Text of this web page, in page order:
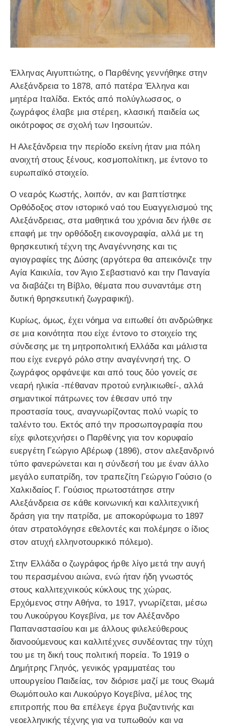
Έλληνας Αιγυπτιώτης, ο Παρθένης γεννήθηκε στην
Αλεξάνδρεια το 1878, από πατέρα Έλληνα και
μητέρα Ιταλίδα. Εκτός από πολύγλωσσος, ο
ζωγράφος έλαβε μια στέρεη, κλασική παιδεία ως
οικότροφος σε σχολή των Ιησουιτών.
Η Αλεξάνδρεια την περίοδο εκείνη ήταν μια πόλη
ανοιχτή στους ξένους, κοσμοπολίτικη, με έντονο το
ευρωπαϊκό στοιχείο.
Ο νεαρός Κωστής, λοιπόν, αν και βαπτίστηκε
Ορθόδοξος στον ιστορικό ναό του Ευαγγελισμού της
Αλεξάνδρειας, στα μαθητικά του χρόνια δεν ήλθε σε
επαφή με την ορθόδοξη εικονογραφία, αλλά με τη
θρησκευτική τέχνη της Αναγέννησης και τις
αγιογραφίες της Δύσης (αργότερα θα απεικόνιζε την
Αγία Καικιλία, τον Άγιο Σεβαστιανό και την Παναγία
να διαβάζει τη Βίβλο, θέματα που συναντάμε στη
δυτική θρησκευτική ζωγραφική).
Κυρίως, όμως, έχει νόημα να ειπωθεί ότι ανδρώθηκε
σε μια κοινότητα που είχε έντονο το στοιχείο της
σύνδεσης με τη μητροπολιτική Ελλάδα και μάλιστα
που είχε ενεργό ρόλο στην αναγέννησή της. Ο
ζωγράφος ορφάνεψε και από τους δύο γονείς σε
νεαρή ηλικία -πέθαναν προτού ενηλικιωθεί-, αλλά
σημαντικοί πάτρωνες τον έθεσαν υπό την
προστασία τους, αναγνωρίζοντας πολύ νωρίς το
ταλέντο του. Εκτός από την προσωπογραφία που
είχε φιλοτεχνήσει ο Παρθένης για τον κορυφαίο
ευεργέτη Γεώργιο Αβέρωφ (1896), στον αλεξανδρινό
τύπο φανερώνεται και η σύνδεσή του με έναν άλλο
μεγάλο ευπατρίδη, τον τραπεζίτη Γεώργιο Γούσιο (ο
Χαλκιδαίος Γ. Γούσιος πρωτοστάτησε στην
Αλεξάνδρεια σε κάθε κοινωνική και καλλιτεχνική
δράση για την πατρίδα, με αποκορύφωμα το 1897
όταν στρατολόγησε εθελοντές και πολέμησε ο ίδιος
στον ατυχή ελληνοτουρκικό πόλεμο).
Στην Ελλάδα ο ζωγράφος ήρθε λίγο μετά την αυγή
του περασμένου αιώνα, ενώ ήταν ήδη γνωστός
στους καλλιτεχνικούς κύκλους της χώρας.
Ερχόμενος στην Αθήνα, το 1917, γνωρίζεται, μέσω
του Λυκούργου Κογεβίνα, με τον Αλέξανδρο
Παπαναστασίου και με άλλους φιλελεύθερους
διανοούμενους και καλλιτέχνες συνδέοντας την τύχη
του με τη δική τους πολιτική πορεία. Το 1919 ο
Δημήτρης Γληνός, γενικός γραμματέας του
υπουργείου Παιδείας, τον διόρισε μαζί με τους Θωμά
Θωμόπουλο και Λυκούργο Κογεβίνα, μέλος της
επιτροπής που θα επέλεγε έργα βυζαντινής και
νεοελληνικής τέχνης για να τυπωθούν και να